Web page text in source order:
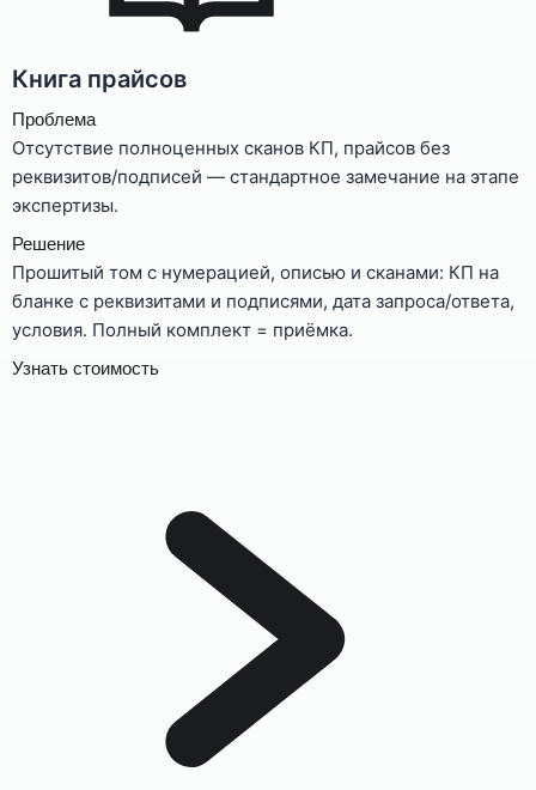
Книга прайсов
Проблема
Отсутствие полноценных сканов КП, прайсов без
реквизитов/подписей — стандартное замечание на этапе
экспертизы.
Решение
Прошитый том с нумерацией, описью и сканами: КП на
бланке с реквизитами и подписями, дата запроса/ответа,
условия. Полный комплект = приёмка.
Узнать стоимость